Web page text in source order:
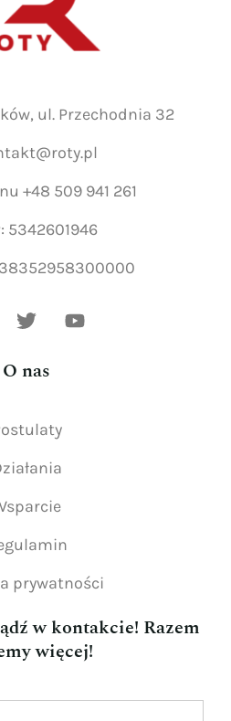
ul. Przechodnia 32
+48 509 941 261
5342601946
38352958300000
O nas
prywatności
w kontakcie! Razem
więcej!